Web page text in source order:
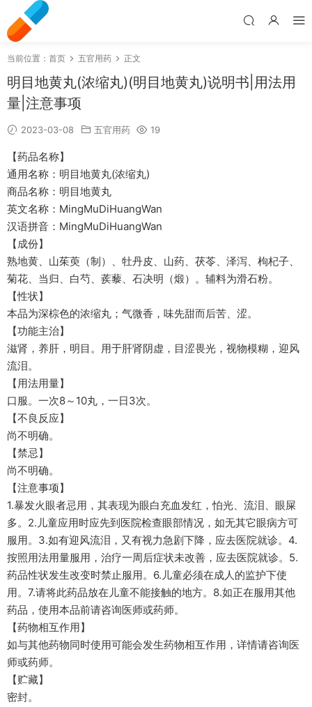
当前位置： 首页 五官用药 正文
明目地黄丸(浓缩丸)(明目地黄丸)说明书|用法用
量|注意事项
2023-03-08 五官用药 19
【药品名称】
通用名称：明目地黄丸(浓缩丸)
商品名称：明目地黄丸
英文名称：MingMuDiHuangWan
汉语拼音：MingMuDiHuangWan
【成份】
熟地黄、山茱萸（制）、牡丹皮、山药、茯苓、泽泻、枸杞子、
菊花、当归、白芍、蒺藜、石决明（煅）。辅料为滑石粉。
【性状】
本品为深棕色的浓缩丸；气微香，味先甜而后苦、涩。
【功能主治】
滋肾，养肝，明目。用于肝肾阴虚，目涩畏光，视物模糊，迎风
流泪。
【用法用量】
口服。一次8～10丸，一日3次。
【不良反应】
尚不明确。
【禁忌】
尚不明确。
【注意事项】
1.暴发火眼者忌用，其表现为眼白充血发红，怕光、流泪、眼屎
多。2.儿童应用时应先到医院检查眼部情况，如无其它眼病方可
服用。3.如有迎风流泪，又有视力急剧下降，应去医院就诊。4.
按照用法用量服用，治疗一周后症状未改善，应去医院就诊。5.
药品性状发生改变时禁止服用。6.儿童必须在成人的监护下使
用。7.请将此药品放在儿童不能接触的地方。8.如正在服用其他
药品，使用本品前请咨询医师或药师。
【药物相互作用】
如与其他药物同时使用可能会发生药物相互作用，详情请咨询医
师或药师。
【贮藏】
密封。